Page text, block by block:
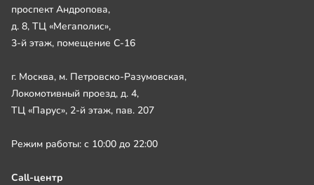
проспект Андропова,
д. 8, ТЦ «Мегаполис»,
3-й этаж, помещение С-16
г. Москва, м. Петровско-Разумовская,
Локомотивный проезд, д. 4,
ТЦ «Парус», 2-й этаж, пав. 207
Режим работы: с 10:00 до 22:00
Call-центр